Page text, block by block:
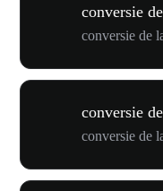
conversie
conversie de
conversie